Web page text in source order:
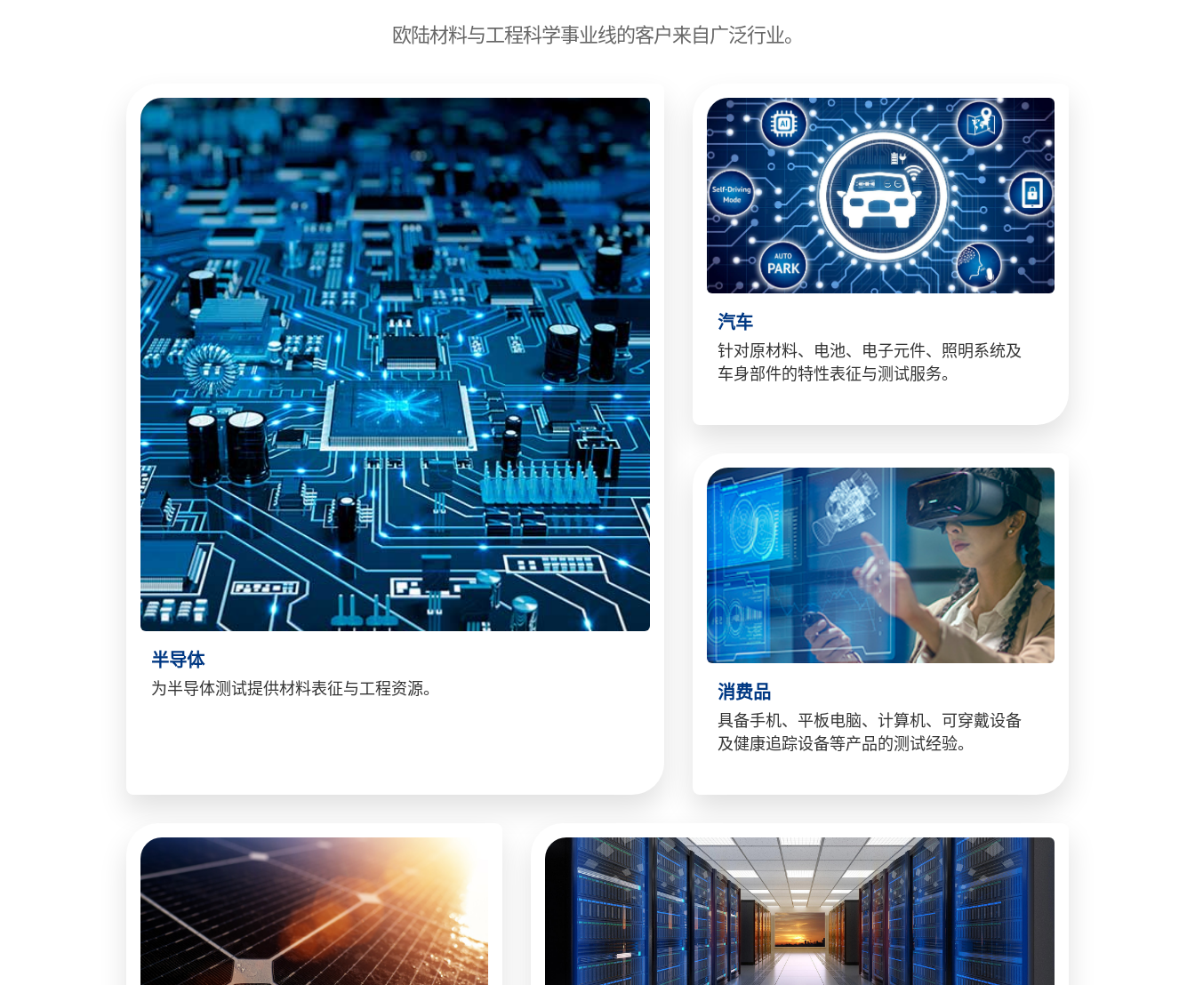
欧陆材料与工程科学事业线的客户来自广泛行业。
半导体
为半导体测试提供材料表征与工程资源。
汽车
针对原材料、电池、电子元件、照明系统及
车身部件的特性表征与测试服务。
消费品
具备手机、平板电脑、计算机、可穿戴设备
及健康追踪设备等产品的测试经验。